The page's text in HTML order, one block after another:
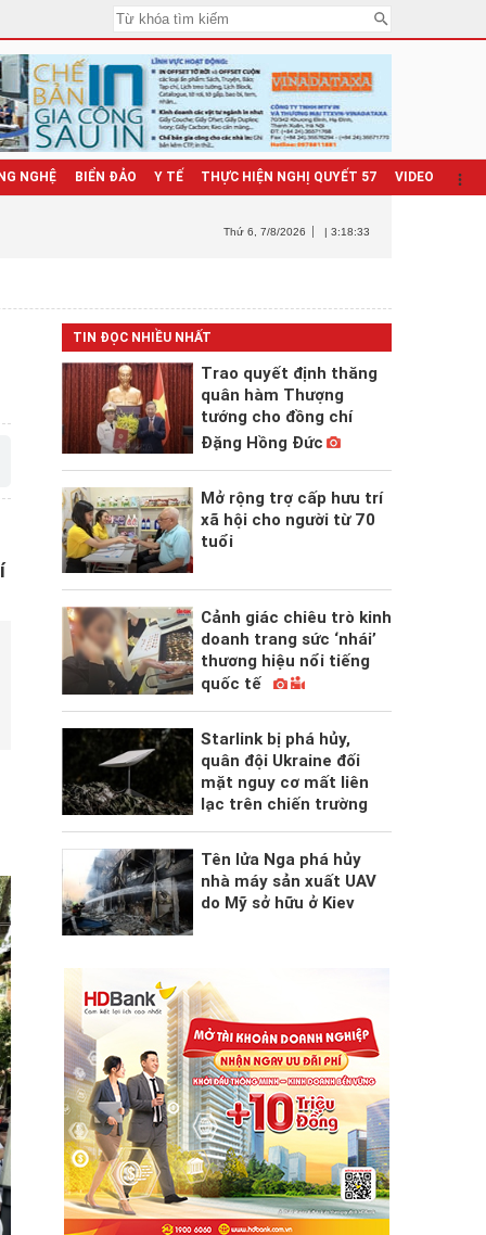
NGHỆ BIỂN ĐẢO Y TẾ THỰC HIỆN NGHỊ QUYẾT 57 VIDEO
Thứ 6 , 7/8/2026 | 3:18:34
TIN ĐỌC NHIỀU NHẤT
Trao quyết định thăng
quân hàm Thượng
tướng cho đồng chí
Đặng Hồng Đức
Mở rộng trợ cấp hưu trí
xã hội cho người từ 70
tuổi
Cảnh giác chiêu trò kinh
doanh trang sức ‘nhái’
thương hiệu nổi tiếng
quốc tế
Starlink bị phá hủy,
quân đội Ukraine đối
mặt nguy cơ mất liên
lạc trên chiến trường
Tên lửa Nga phá hủy
nhà máy sản xuất UAV
do Mỹ sở hữu ở Kiev